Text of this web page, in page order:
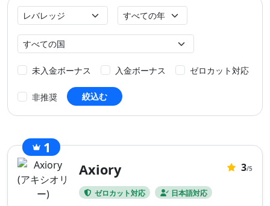
最
大
レ
バ
レ
ッ
設
立
年
所
在
国 未入金ボーナス 入金ボーナス ゼロカット対応
非推奨 絞込む
Axiory
ま 3/50
ゼロカット対応 日本語対応
1